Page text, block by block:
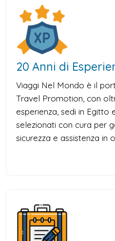
20 Anni di
Viaggi Nel Mondo è il
Travel Promotion, con
esperienza, sedi in Egitto
selezionati con cura per
sicurezza e assistenza in